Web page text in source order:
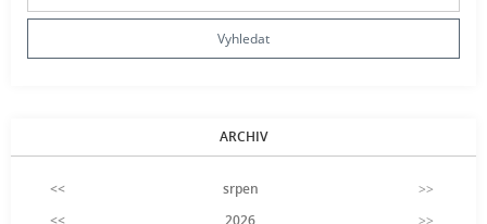
ARCHIV
<< srpen
>>